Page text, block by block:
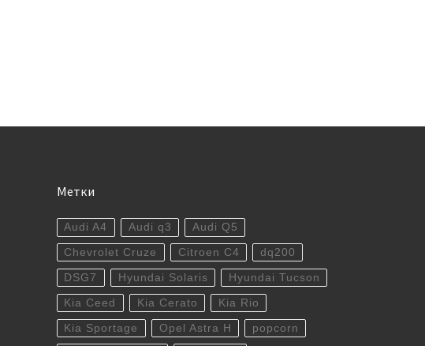
Метки
Audi A4 Audi q3 Audi Q5
Chevrolet Cruze Citroen C4 dq200
DSG7 Hyundai Solaris Hyundai Tucson
Kia Ceed Kia Cerato Kia Rio
Kia Sportage Opel Astra H popcorn